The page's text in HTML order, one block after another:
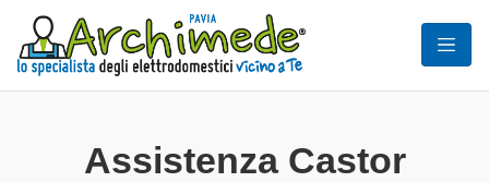
Assistenza Castor